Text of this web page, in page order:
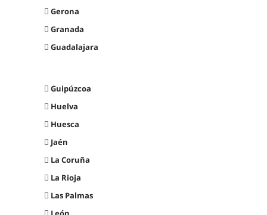
Gerona
Granada
Guadalajara
Guipúzcoa
Huelva
Huesca
Jaén
La Coruña
La Rioja
Las Palmas